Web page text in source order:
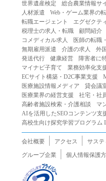
（４）当社または第三者を
（５）当社または第三者に
（６）営利を目的とした行為
（７）政治・選挙・宗教活
（８）本サービスの運営を
（９）法令違反、犯罪行為
（１０）暴力的な要求行為
当な要求行為
（１１）その他当社が不適
２.当社は、前項の定めに該
の提供を停止または中断す
第５条（免責）
１.当社は、本サービスの利
三者の情報提供行為等を含
世界遺産検定
総合農業情報サ
人材派遣
Web・ゲーム業界の
転職エージェント
エグゼクテ
税理士の求人・転職
顧問紹介
コメディカル求人
医師の転職
無期雇用派遣
介護の求人 外
発送代行
健康経営
障害者に
マイナビ子育て
業務効率化支
ECサイト構築・D2C事業支援
医療施設情報メディア
貸会議
医療業界の経営支援
社宅・社
高齢者施設検索・介護相談
マ
AIを活用したSEOコンテンツ支
高校生向け探究学習プログラム
会社概要 アクセス サステ
グループ企業
個人情報保護